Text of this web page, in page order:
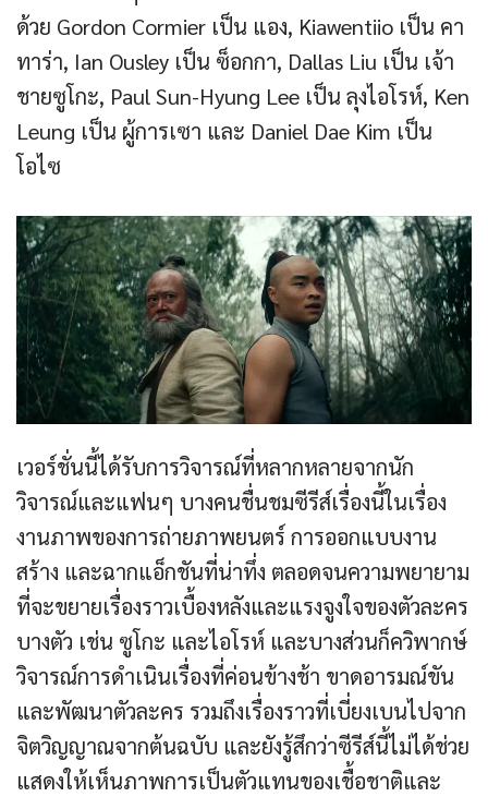
ด้วย Gordon Cormier เป็น แอง, Kiawentiio เป็น คา
ทาร่า, Ian Ousley เป็น ซ็อกกา, Dallas Liu เป็น เจ้า
ชายซูโกะ, Paul Sun-Hyung Lee เป็น ลุงไอโรห์, Ken
Leung เป็น ผู้การเซา และ Daniel Dae Kim เป็น
โอไซ
เวอร์ชั่นนี้ได้รับการวิจารณ์ที่หลากหลายจากนัก
วิจารณ์และแฟนๆ บางคนชื่นชมซีรีส์เรื่องนี้ในเรื่อง
งานภาพของการถ่ายภาพยนตร์ การออกแบบงาน
สร้าง และฉากแอ็กชันที่น่าทึ่ง ตลอดจนความพยายาม
ที่จะขยายเรื่องราวเบื้องหลังและแรงจูงใจของตัวละคร
บางตัว เช่น ซูโกะ และไอโรห์ และบางส่วนก็ควิพากษ์
วิจารณ์การดำเนินเรื่องที่ค่อนข้างช้า ขาดอารมณ์ขัน
และพัฒนาตัวละคร รวมถึงเรื่องราวที่เบี่ยงเบนไปจาก
จิตวิญญาณจากต้นฉบับ และยังรู้สึกว่าซีรีส์นี้ไม่ได้ช่วย
แสดงให้เห็นภาพการเป็นตัวแทนของเชื้อชาติและ